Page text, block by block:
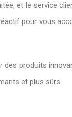
et le service
pour vous
produits
et plus sûrs.